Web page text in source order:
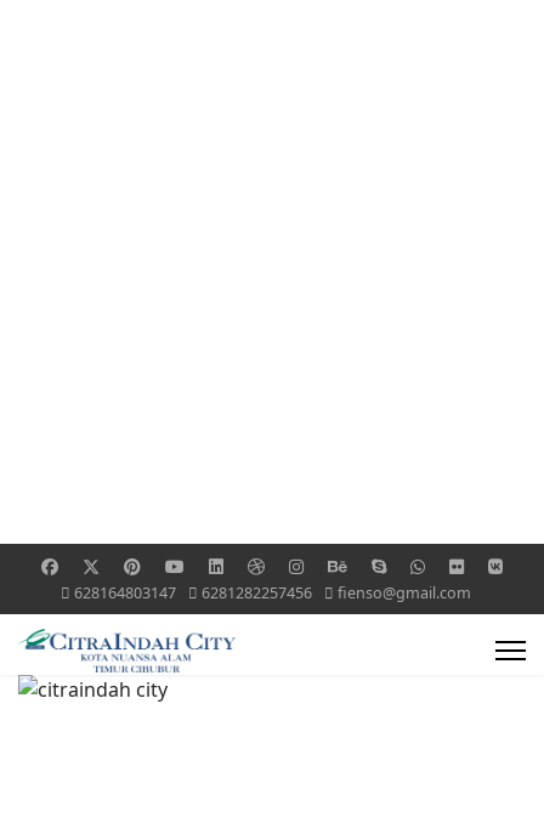
628164803147 6281282257456 fienso@gmail.com